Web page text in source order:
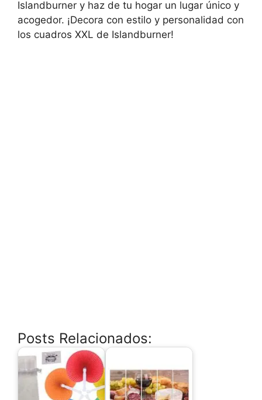
Islandburner y haz de tu hogar un lugar único y
acogedor. ¡Decora con estilo y personalidad con
los cuadros XXL de Islandburner!
Posts Relacionados: